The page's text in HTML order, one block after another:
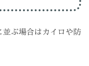
並ぶ場合はカイロや防